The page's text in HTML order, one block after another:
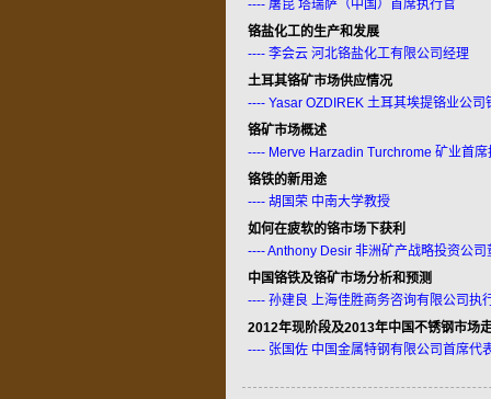
---- 屠昆 塔瑞萨（中国）首席执行官
铬盐化工的生产和发展
---- 李会云 河北铬盐化工有限公司经理
土耳其铬矿市场供应情况
---- Yasar OZDIREK 土耳其埃提铬业公司
铬矿市场概述
---- Merve Harzadin Turchrome 矿业首席
铬铁的新用途
---- 胡国荣 中南大学教授
如何在疲软的铬市场下获利
---- Anthony Desir 非洲矿产战略投资公司
中国铬铁及铬矿市场分析和预测
---- 孙建良 上海佳胜商务咨询有限公司执
2012年现阶段及2013年中国不锈钢市场
---- 张国佐 中国金属特钢有限公司首席代